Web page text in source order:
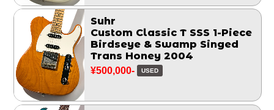
Suhr
Custom Classic T SSS 1-Piece
Birdseye & Swamp Singed
Trans Honey 2004
¥500,000- USED